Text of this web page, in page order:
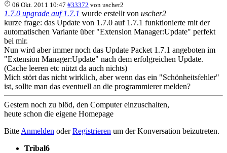
06 Okt. 2011 10:47 #33372 vonuscher2
1.7.0 upgrade auf 1.7.1 wurde erstellt von uscher2
kurze frage: das Update von 1.7.0 auf 1.7.1 funktionierte mit der
automatischen Variante über "Extension Manager:Update" perfekt
bei mir.
Nun wird aber immer noch das Update Packet 1.7.1 angeboten im
"Extension Manager:Update" nach dem erfolgreichen Update.
(Cache leeren etc nützt da auch nichts)
Mich stört das nicht wirklich, aber wenn das ein "Schönheitsfehler"
ist, sollte man das eventuell an die programmierer melden?
Gestern noch zu blöd, den Computer einzuschalten,
heute schon die eigene Homepage
Bitte Anmelden oderRegistrieren um der Konversation beizutreten.
Tribal6